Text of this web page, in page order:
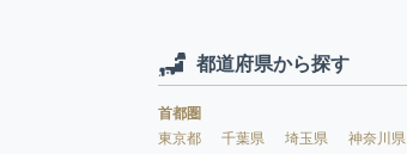
都道府県から探す
首都圏
東京都
千葉県 埼玉県 神奈川県